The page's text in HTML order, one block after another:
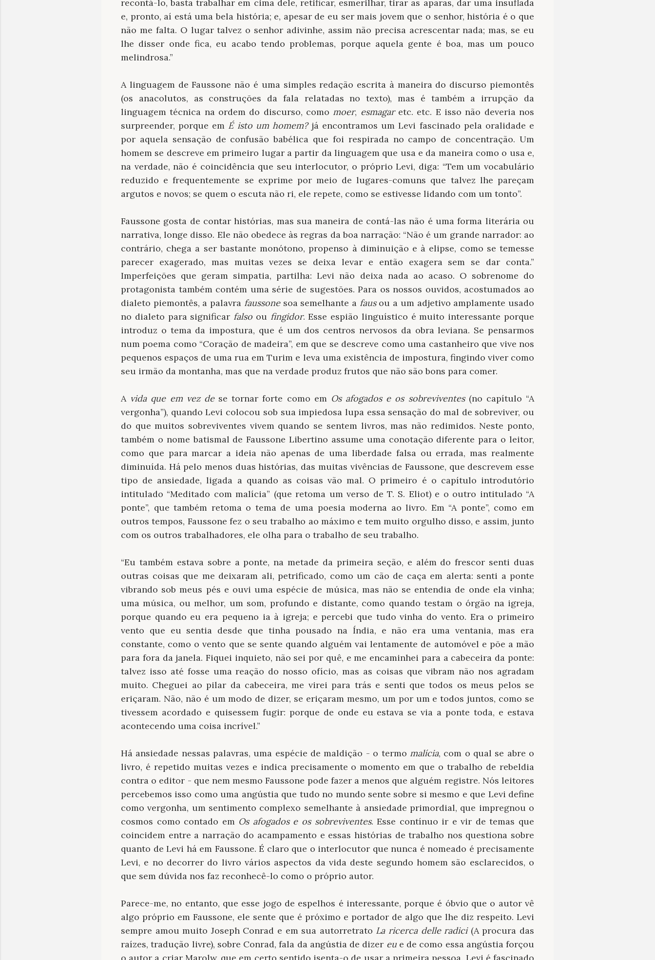
recontá-lo, basta trabalhar em cima dele, retificar, esmerilhar, tirar as aparas, dar uma insuflada
e, pronto, aí está uma bela história; e, apesar de eu ser mais jovem que o senhor, história é o que
não me falta. O lugar talvez o senhor adivinhe, assim não precisa acrescentar nada; mas, se eu
lhe disser onde fica, eu acabo tendo problemas, porque aquela gente é boa, mas um pouco
melindrosa.”
A linguagem de Faussone não é uma simples redação escrita à maneira do discurso piemontês
(os anacolutos, as construções da fala relatadas no texto), mas é também a irrupção da
linguagem técnica na ordem do discurso, como moer, esmagaretc. etc. E isso não deveria nos
surpreender, porque em É isto um homem? já encontramos um Levi fascinado pela oralidade e
por aquela sensação de confusão babélica que foi respirada no campo de concentração. Um
homem se descreve em primeiro lugar a partir da linguagem que usa e da maneira como o usa e,
na verdade, não é coincidência que seu interlocutor, o próprio Levi, diga: “Tem um vocabulário
reduzido e frequentemente se exprime por meio de lugares-comuns que talvez lhe pareçam
argutos e novos; se quem o escuta não ri, ele repete, como se estivesse lidando com um tonto”.
Faussone gosta de contar histórias, mas sua maneira de contá-las não é uma forma literária ou
narrativa, longe disso. Ele não obedece às regras da boa narração: “Não é um grande narrador: ao
contrário, chega a ser bastante monótono, propenso à diminuição e à elipse, como se temesse
parecer exagerado, mas muitas vezes se deixa levar e então exagera sem se dar conta.”
Imperfeições que geram simpatia, partilha: Levi não deixa nada ao acaso. O sobrenome do
protagonista também contém uma série de sugestões. Para os nossos ouvidos, acostumados ao
dialeto piemontês, a palavra faussone soa semelhante a faus ou a um adjetivo amplamente usado
no dialeto para significar falso ou fingidor. Esse espião linguístico é muito interessante porque
introduz o tema da impostura, que é um dos centros nervosos da obra leviana. Se pensarmos
num poema como “Coração de madeira”, em que se descreve como uma castanheiro que vive nos
pequenos espaços de uma rua em Turim e leva uma existência de impostura, fingindo viver como
seu irmão da montanha, mas que na verdade produz frutos que não são bons para comer.
A vida que em vez dese tornar forte como em Os afogados e os sobreviventes(no capítulo “A
vergonha”), quando Levi colocou sob sua impiedosa lupa essa sensação do mal de sobreviver, ou
do que muitos sobreviventes vivem quando se sentem livros, mas não redimidos. Neste ponto,
também o nome batismal de Faussone Libertino assume uma conotação diferente para o leitor,
como que para marcar a ideia não apenas de uma liberdade falsa ou errada, mas realmente
diminuída. Há pelo menos duas histórias, das muitas vivências de Faussone, que descrevem esse
tipo de ansiedade, ligada a quando as coisas vão mal. O primeiro é o capítulo introdutório
intitulado “Meditado com malícia” (que retoma um verso de T. S. Eliot) e o outro intitulado “A
ponte”, que também retoma o tema de uma poesia moderna ao livro. Em “A ponte”, como em
outros tempos, Faussone fez o seu trabalho ao máximo e tem muito orgulho disso, e assim, junto
com os outros trabalhadores, ele olha para o trabalho de seu trabalho.
“Eu também estava sobre a ponte, na metade da primeira seção, e além do frescor senti duas
outras coisas que me deixaram ali, petrificado, como um cão de caça em alerta: senti a ponte
vibrando sob meus pés e ouvi uma espécie de música, mas não se entendia de onde ela vinha;
uma música, ou melhor, um som, profundo e distante, como quando testam o órgão na igreja,
porque quando eu era pequeno ia à igreja; e percebi que tudo vinha do vento. Era o primeiro
vento que eu sentia desde que tinha pousado na Índia, e não era uma ventania, mas era
constante, como o vento que se sente quando alguém vai lentamente de automóvel e põe a mão
para fora da janela. Fiquei inquieto, não sei por quê, e me encaminhei para a cabeceira da ponte:
talvez isso até fosse uma reação do nosso ofício, mas as coisas que vibram não nos agradam
muito. Cheguei ao pilar da cabeceira, me virei para trás e senti que todos os meus pelos se
eriçaram. Não, não é um modo de dizer, se eriçaram mesmo, um por um e todos juntos, como se
tivessem acordado e quisessem fugir: porque de onde eu estava se via a ponte toda, e estava
acontecendo uma coisa incrível.”
Há ansiedade nessas palavras, uma espécie de maldição - o termo malícia, com o qual se abre o
livro, é repetido muitas vezes e indica precisamente o momento em que o trabalho de rebeldia
contra o editor - que nem mesmo Faussone pode fazer a menos que alguém registre. Nós leitores
percebemos isso como uma angústia que tudo no mundo sente sobre si mesmo e que Levi define
como vergonha, um sentimento complexo semelhante à ansiedade primordial, que impregnou o
cosmos como contado em Os afogados e os sobreviventes. Esse contínuo ir e vir de temas que
coincidem entre a narração do acampamento e essas histórias de trabalho nos questiona sobre
quanto de Levi há em Faussone. É claro que o interlocutor que nunca é nomeado é precisamente
Levi, e no decorrer do livro vários aspectos da vida deste segundo homem são esclarecidos, o
que sem dúvida nos faz reconhecê-lo como o próprio autor.
Parece-me, no entanto, que esse jogo de espelhos é interessante, porque é óbvio que o autor vê
algo próprio em Faussone, ele sente que é próximo e portador de algo que lhe diz respeito. Levi
sempre amou muito Joseph Conrad e em sua autorretrato La ricerca delle radici(A procura das
raízes, tradução livre), sobre Conrad, fala da angústia de dizer eue de como essa angústia forçou